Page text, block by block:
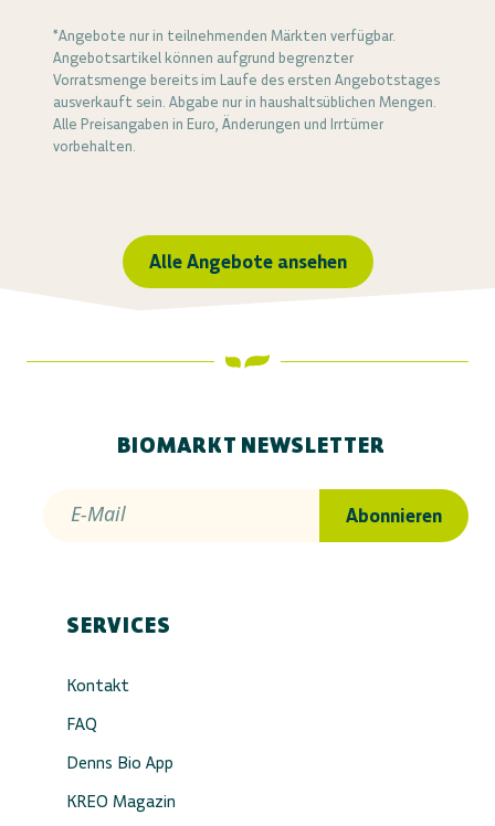
*Angebote nur in teilnehmenden Märkten verfügbar.
Angebotsartikel können aufgrund begrenzter
Vorratsmenge bereits im Laufe des ersten Angebotstages
ausverkauft sein. Abgabe nur in haushaltsüblichen Mengen.
Alle Preisangaben in Euro, Änderungen und Irrtümer
vorbehalten.
Alle Angebote ansehen
BIOMARKT NEWSLETTER
E-Mail Abonnieren
SERVICES
Kontakt
FAQ
Denns Bio App
KREO Magazin